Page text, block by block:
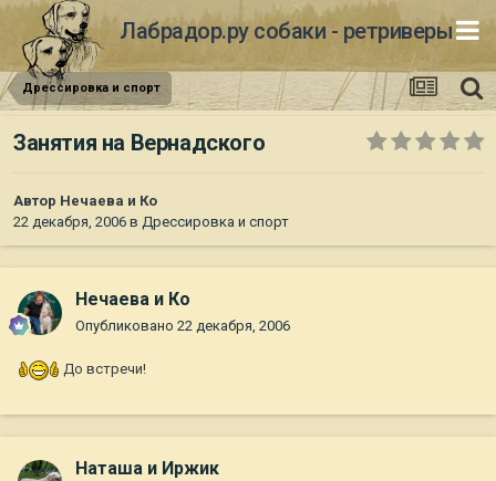
Лабрадор.ру собаки - ретриверы
Дрессировка и спорт
Занятия на Вернадского
Автор Нечаева и Ко
22 декабря, 2006 в Дрессировка и спорт
Нечаева и Ко
Опубликовано 22 декабря, 2006
До встречи!
Наташа и Иржик